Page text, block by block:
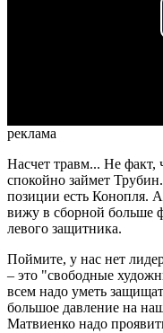
реклама
Насчет травм... Не
спокойно займет
позиции есть Конопля.
вижу в сборной больше
левого защитника.
Поймите, у нас нет
– это "свободные
всем надо уметь
большое давление на
Матвиенко надо